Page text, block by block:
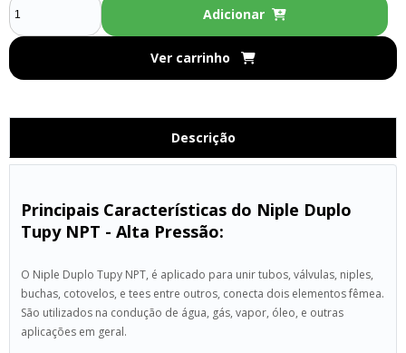
Adicionar
Ver carrinho
Descrição
Principais Características do Niple Duplo
Tupy NPT - Alta Pressão:
O Niple Duplo Tupy NPT, é aplicado para unir tubos, válvulas, niples,
buchas, cotovelos, e tees entre outros, conecta dois elementos fêmea.
São utilizados na condução de água, gás, vapor, óleo, e outras
aplicações em geral.